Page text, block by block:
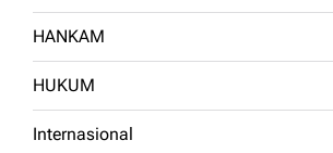
HANKAM
HUKUM
Internasional